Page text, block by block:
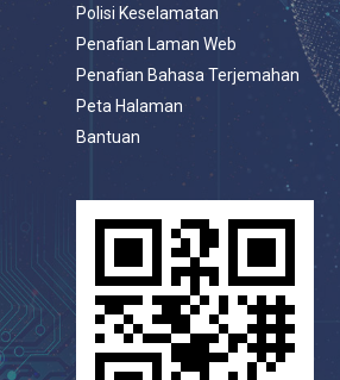
Polisi Keselamatan
Penafian Laman Web
Penafian Bahasa Terjemahan
Peta Halaman
Bantuan